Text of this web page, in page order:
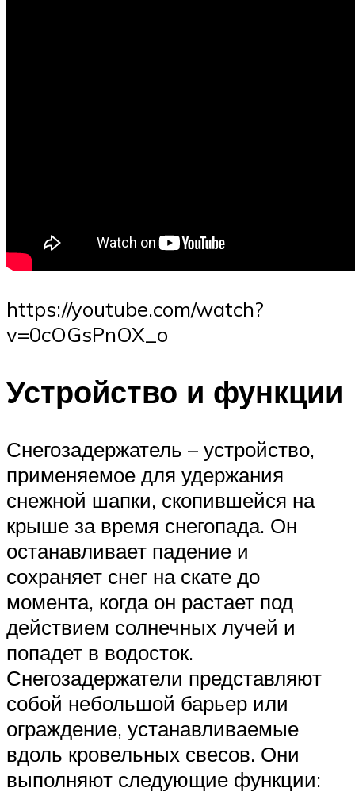
https://youtube.com/watch?
v=0cOGsPnOX_o
Устройство и функции
Снегозадержатель – устройство,
применяемое для удержания
снежной шапки, скопившейся на
крыше за время снегопада. Он
останавливает падение и
сохраняет снег на скате до
момента, когда он растает под
действием солнечных лучей и
попадет в водосток.
Снегозадержатели представляют
собой небольшой барьер или
ограждение, устанавливаемые
вдоль кровельных свесов. Они
выполняют следующие функции: